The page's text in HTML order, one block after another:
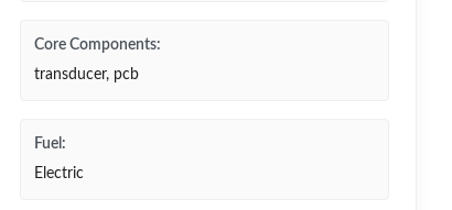
Core Components:
transducer, pcb
Fuel:
Electric